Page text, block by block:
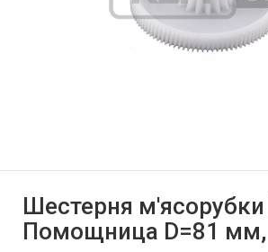
Шестерня
Помощница D=81 мм,